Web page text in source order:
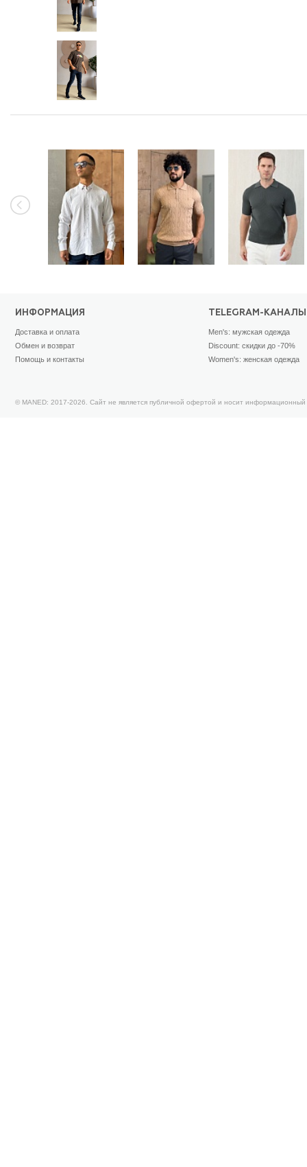
ИНФОРМАЦИЯ
Доставка и оплата
Обмен и возврат
Помощь и контакты
TELEGRAM-КАНАЛЫ
Men's: мужская одежда
Discount: скидки до -70%
Women's: женская одежда
© MANED: 2017-2026. Сайт не является публичной офертой и носит информационный